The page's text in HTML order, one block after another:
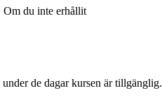
Om du inte erhållit
de dagar kursen är tillgänglig.